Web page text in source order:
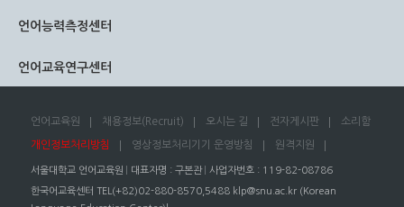
언어능력측정센터
언어교육연구센터
언어교육원 채용정보(Recruit) 오시는 길 전자게시판 소리함
개인정보처리방침 영상정보처리기기 운영방침 원격지원
서울대학교 언어교육원 대표자명 : 구본관 사업자번호 : 119-82-08786
한국어교육센터 TEL(+82)02-880-8570,5488 klp@snu.ac.kr (Korean